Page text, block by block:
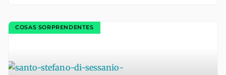
COSAS SORPRENDENTES